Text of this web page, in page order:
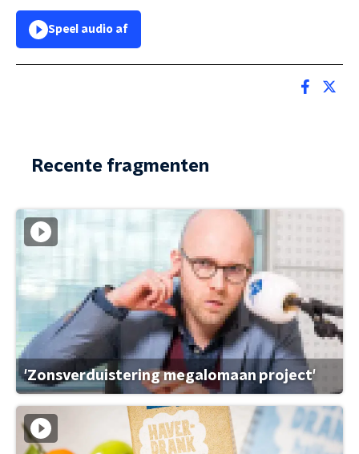
Speel audio af
Recente fragmenten
'Zonsverduistering megalomaan project'